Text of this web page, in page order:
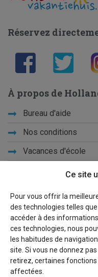
Ce site
Pour vous offrir la
des technologies telles
accéder à des
ces technologies, nous
les habitudes de
site. Si vous ne donnez
retirez, certaines
affectées.
Réservez
À propos de
Bureau d'aide
Nos conditions
Vacances d'école
Qui sommes-nous ?
Privacy
Liens
Plan du site
Pour les